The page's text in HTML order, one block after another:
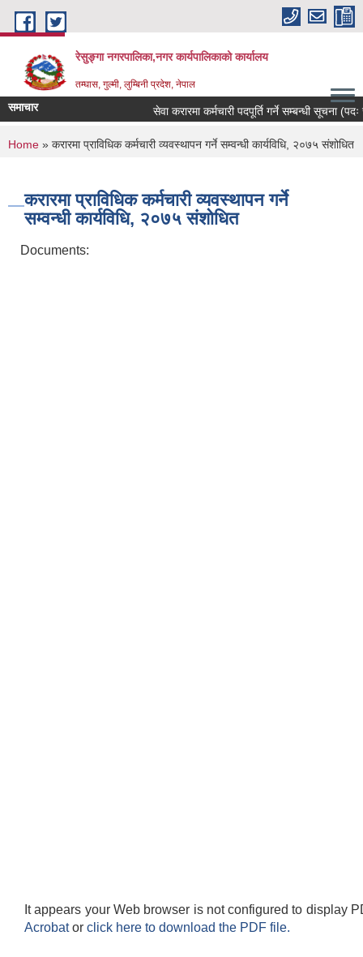
Skip to main content
रेसुङ्गा नगरपालिका,नगर कार्यपालिकाको कार्यालय
तम्घास, गुल्मी, लुम्बिनी प्रदेश, नेपाल
समाचार सेवा करारमा कर्मचारी पदपूर्ति गर्ने सम्बन्धी सूचना (पदः
You are here
Home » करारमा प्राविधिक कर्मचारी व्यवस्थापन गर्ने सम्वन्धी कार्यविधि, २०७५ संशोधित
करारमा प्राविधिक कर्मचारी व्यवस्थापन गर्ने
सम्वन्धी कार्यविधि, २०७५ संशोधित
Documents:
It appears your Web browser is not configured to display
Acrobator click here to download the PDF file.